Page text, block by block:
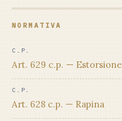
NORMATIVA
C.P.
Art. 629 c.p. — Estorsione
C.P.
Art. 628 c.p. — Rapina